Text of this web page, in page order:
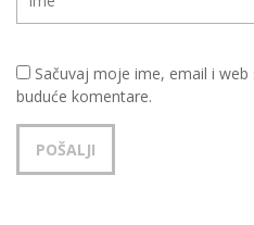
Sačuvaj moje ime, email i
buduće komentare.